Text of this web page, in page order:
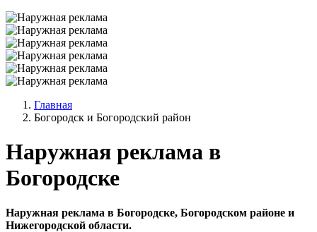
Главная
Богородск и Богородский район
Наружная реклама в
Богородске
Наружная реклама в Богородске, Богородском районе и
Нижегородской области.